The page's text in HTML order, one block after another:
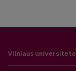
Vilniaus universiteto